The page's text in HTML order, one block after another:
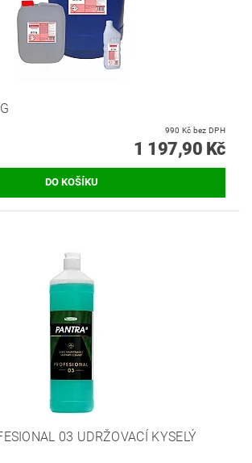
990 Kč bez DPH
1 197,90 Kč
03 UDRŽOVACÍ KYSELÝ